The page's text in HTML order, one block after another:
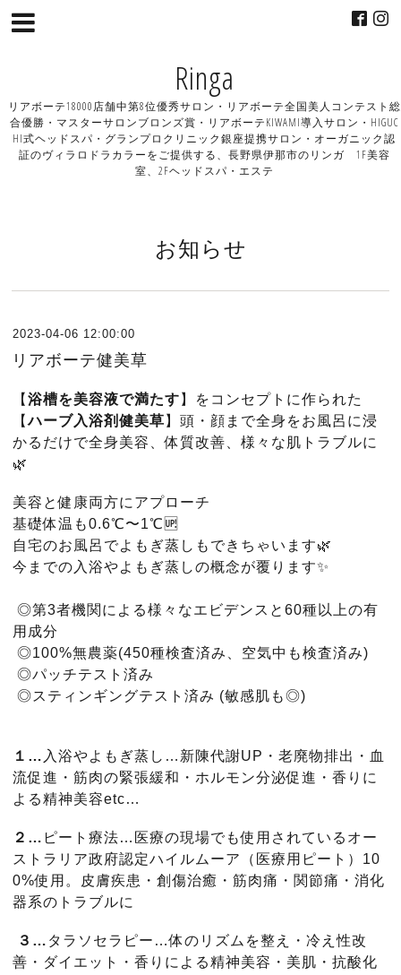
Ringa
リアボーテ18000店舗中第8位優秀サロン・リアボーテ全国美人コンテスト総
合優勝・マスターサロンブロンズ賞・リアボーテKIWAMI導入サロン・HIGUC
HI式ヘッドスパ・グランプロクリニック銀座提携サロン・オーガニック認
証のヴィラロドラカラーをご提供する、長野県伊那市のリンガ 1F美容
室、2Fヘッドスパ・エステ
お知らせ
2023-04-06 12:00:00
リアボーテ健美草
【浴槽を美容液で満たす 】をコンセプトに作られた
【ハーブ入浴剤健美草 】頭・顔まで全身をお風呂に浸
かるだけで全身美容、体質改善、様々な肌トラブルに
🌿
美容と健康両方にアプローチ
基礎体温も0.6℃〜1℃🆙
自宅のお風呂でよもぎ蒸しもできちゃいます🌿
今までの入浴やよもぎ蒸しの概念が覆ります✨
◎第3者機関による様々なエビデンスと60種以上の有
用成分
◎100%無農薬(450種検査済み、空気中も検査済み)
◎パッチテスト済み
◎スティンギングテスト済み (敏感肌も◎)
１… 入浴やよもぎ蒸し…新陳代謝UP・老廃物排出・血
流促進・筋肉の緊張緩和・ホルモン分泌促進・香りに
よる精神美容etc…
２… ピート療法…医療の現場でも使用されているオー
ストラリア政府認定ハイルムーア（医療用ピート）10
0%使用。皮膚疾患・創傷治癒・筋肉痛・関節痛・消化
器系のトラブルに
３… タラソセラピー…体のリズムを整え・冷え性改
善・ダイエット・香りによる精神美容・美肌・抗酸化